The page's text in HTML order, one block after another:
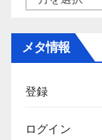
メタ情報
登録
ログイン